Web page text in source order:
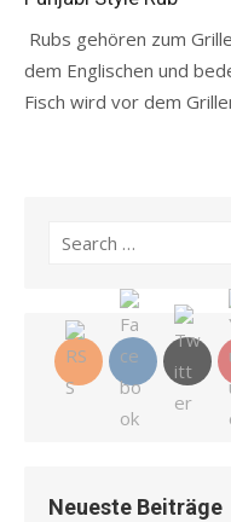
Rubs gehören zum
dem Englischen und
Fisch wird vor dem
Search
Neueste Beiträge